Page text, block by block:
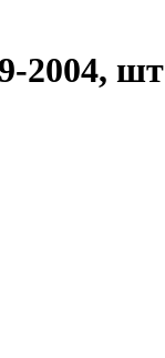
2004, шт